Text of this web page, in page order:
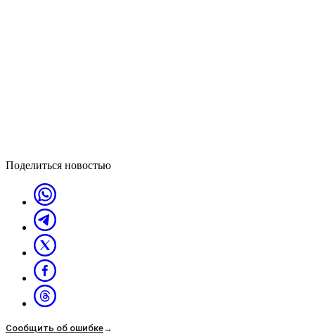
Поделиться новостью
Сообщить об ошибке→